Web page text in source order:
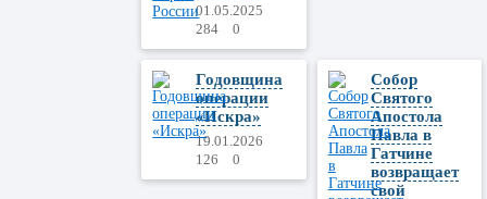
01.05.2025
284
0
Годовщина
операции
«Искра»
19.01.2026
126
0
Собор
Святого
Апостола
Павла в
Гатчине
возвращает
свой